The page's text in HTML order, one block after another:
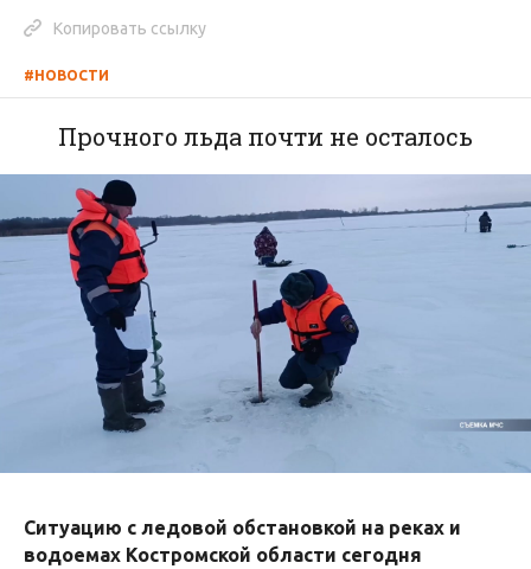
Копировать ссылку
#НОВОСТИ
Прочного льда почти не осталось
Ситуацию с ледовой обстановкой на реках и
водоемах Костромской области сегодня